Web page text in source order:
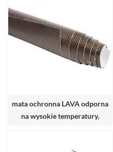
mata ochronna LAVA odporna
na wysokie temperatury,